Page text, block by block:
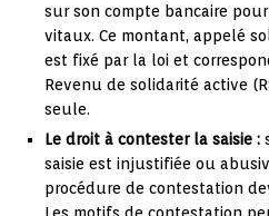
sur son compte bancaire
vitaux. Ce montant, appelé
est fixé par la loi et
Revenu de solidarité active
seule.
Le droit à contester la saisie :
saisie est injustifiée ou
procédure de contestation
Les motifs de contestation